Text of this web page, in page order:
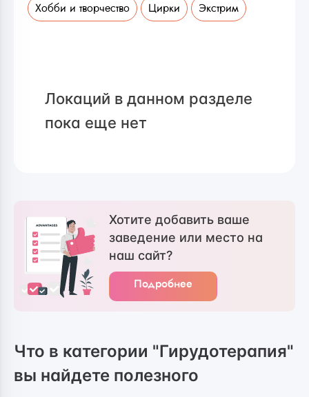
Хобби и творчество Цирки Экстрим
Локаций в данном разделе
пока еще нет
Хотите добавить ваше
заведение или место на
наш сайт?
Подробнее
Что в категории "Гирудотерапия"
вы найдете полезного